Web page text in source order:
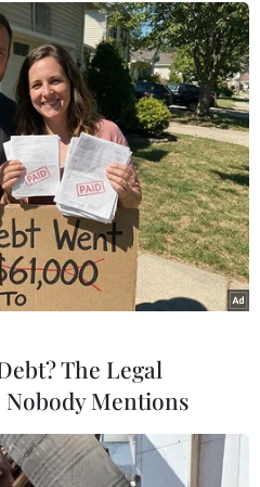
cuối cùng trong tiến trình bầu
có khả năng quyết
The Legal
Mentions